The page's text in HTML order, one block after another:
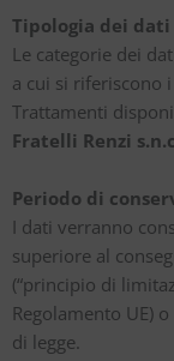
Tipologia dei
Le categorie dei
a cui si riferiscono
Trattamenti
Fratelli Renzi
Periodo di
I dati verranno
superiore al
(“principio di
Regolamento UE)
di legge.